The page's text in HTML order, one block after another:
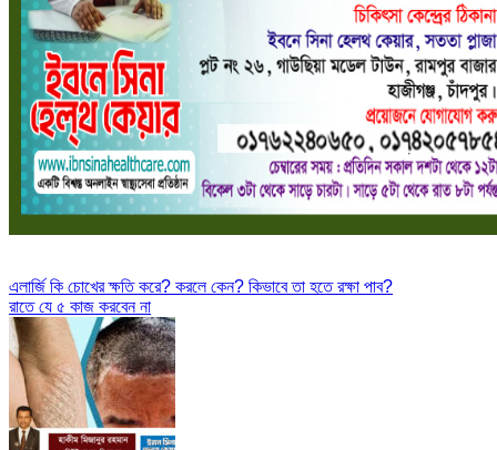
Post
navigation
এলার্জি কি চোখের ক্ষতি করে? করলে কেন? কিভাবে তা হতে রক্ষা পাব?
রাতে যে ৫ কাজ করবেন না